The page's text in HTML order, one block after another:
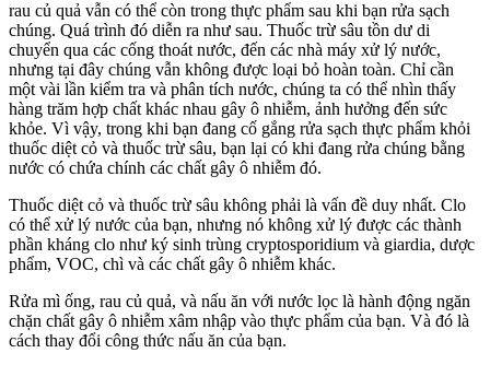
rau củ quả vẫn có thể còn trong thực phẩm sau khi bạn rửa sạch
chúng. Quá trình đó diễn ra như sau. Thuốc trừ sâu tồn dư di
chuyển qua các cống thoát nước, đến các nhà máy xử lý nước,
nhưng tại đây chúng vẫn không được loại bỏ hoàn toàn. Chỉ cần
một vài lần kiểm tra và phân tích nước, chúng ta có thể nhìn thấy
hàng trăm hợp chất khác nhau gây ô nhiễm, ảnh hưởng đến sức
khỏe. Vì vậy, trong khi bạn đang cố gắng rửa sạch thực phẩm khỏi
thuốc diệt cỏ và thuốc trừ sâu, bạn lại có khi đang rửa chúng bằng
nước có chứa chính các chất gây ô nhiễm đó.
Thuốc diệt cỏ và thuốc trừ sâu không phải là vấn đề duy nhất. Clo
có thể xử lý nước của bạn, nhưng nó không xử lý được các thành
phần kháng clo như ký sinh trùng cryptosporidium và giardia, dược
phẩm, VOC, chì và các chất gây ô nhiễm khác.
Rửa mì ống, rau củ quả, và nấu ăn với nước lọc là hành động ngăn
chặn chất gây ô nhiễm xâm nhập vào thực phẩm của bạn. Và đó là
cách thay đổi công thức nấu ăn của bạn.